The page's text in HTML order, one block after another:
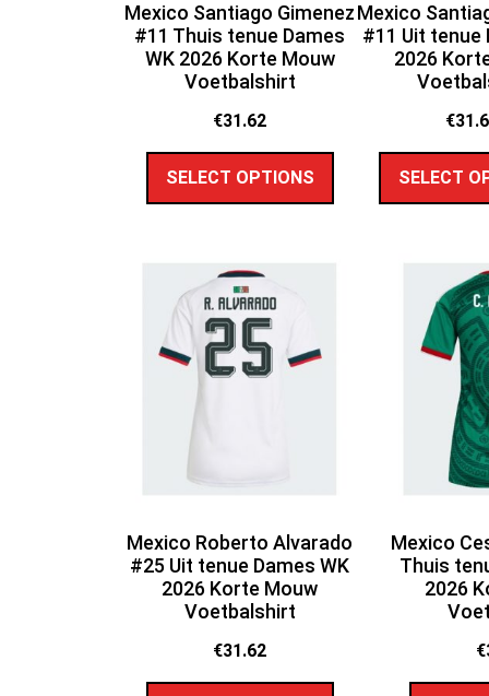
Mexico Santiago Gimenez
#11 Thuis tenue Dames
WK 2026 Korte Mouw
Voetbalshirt
€31.62
SELECT OPTIONS
Mexico
#11 Uit tenue
2026
€
SELECT
Mexico Roberto Alvarado
#25 Uit tenue Dames WK
2026 Korte Mouw
Voetbalshirt
€31.62
Mexico
Thuis
2026
€